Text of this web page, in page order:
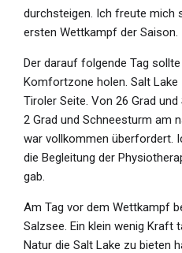
durchsteigen. Ich freute mich
ersten Wettkampf der Saison.
Der darauf folgende Tag
Komfortzone holen. Salt
Tiroler Seite. Von 26 Grad
2 Grad und Schneesturm am
war vollkommen überfordert.
die Begleitung der
gab.
Am Tag vor dem Wettkampf
Salzsee. Ein klein wenig Kraft
Natur die Salt Lake zu bieten